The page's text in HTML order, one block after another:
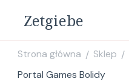
Zetgiebe
Strona główna / Sklep /
Portal Games Bolidy